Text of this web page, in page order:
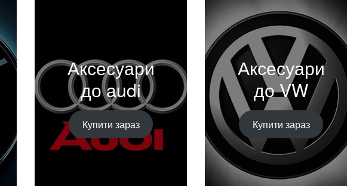
Аксесуари
до audi
Купити зараз
Аксесуари
до VW
Купити зараз